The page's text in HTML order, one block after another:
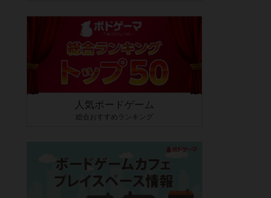
人気ボードゲーム
総合おすすめランキング